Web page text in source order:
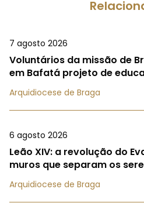
7 agosto 2026
Voluntários da missão de
em Bafatá projeto de
Arquidiocese de Braga
6 agosto 2026
Leão XIV: a revolução do
muros que separam os
Arquidiocese de Braga